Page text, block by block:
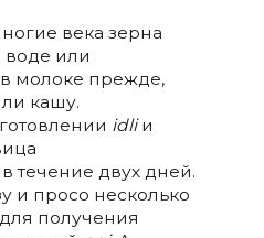
века зерна
или
молоке прежде,
кашу.
idliи
течение двух дней.
и просо несколько
получения